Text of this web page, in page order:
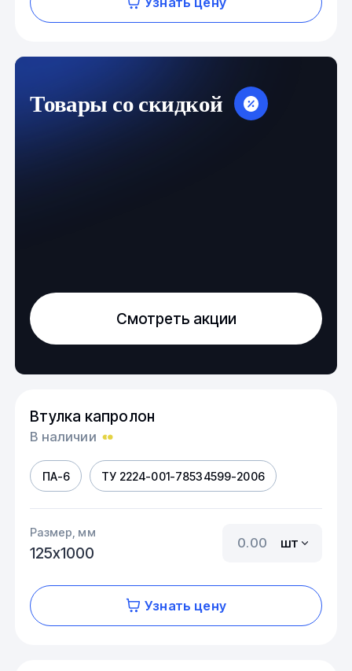
Товары со скидкой
Смотреть акции
Втулка капролон
В наличии
ПА-6 ТУ 2224-001-78534599-2006
Размер, мм
125х1000
шт
Узнать цену